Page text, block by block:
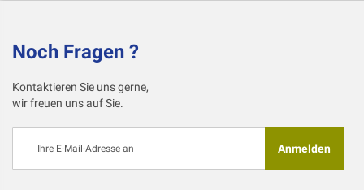
Noch Fragen ?
Kontaktieren Sie uns gerne,
wir freuen uns auf Sie.
sich
Anmelden